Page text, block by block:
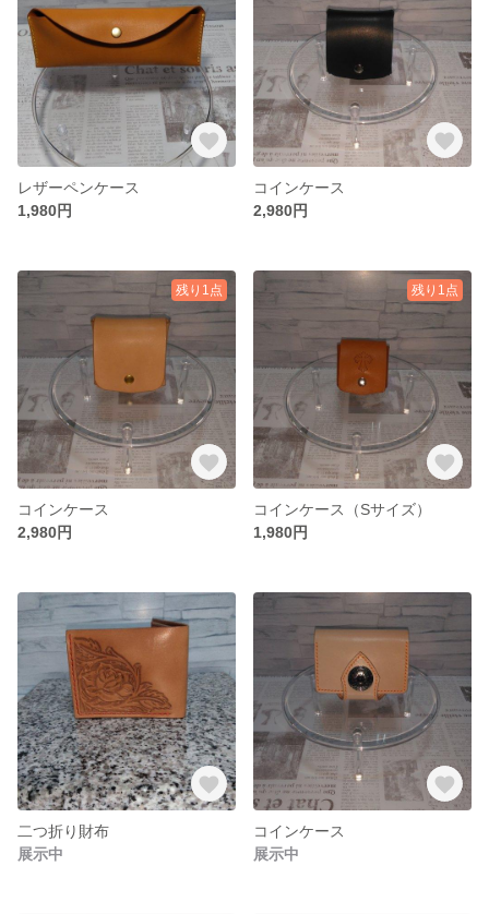
レザーペンケース
1,980円
コインケース
2,980円
残り1点
コインケース
2,980円
残り1点
コインケース（Sサイズ）
1,980円
二つ折り財布
展示中
コインケース
展示中